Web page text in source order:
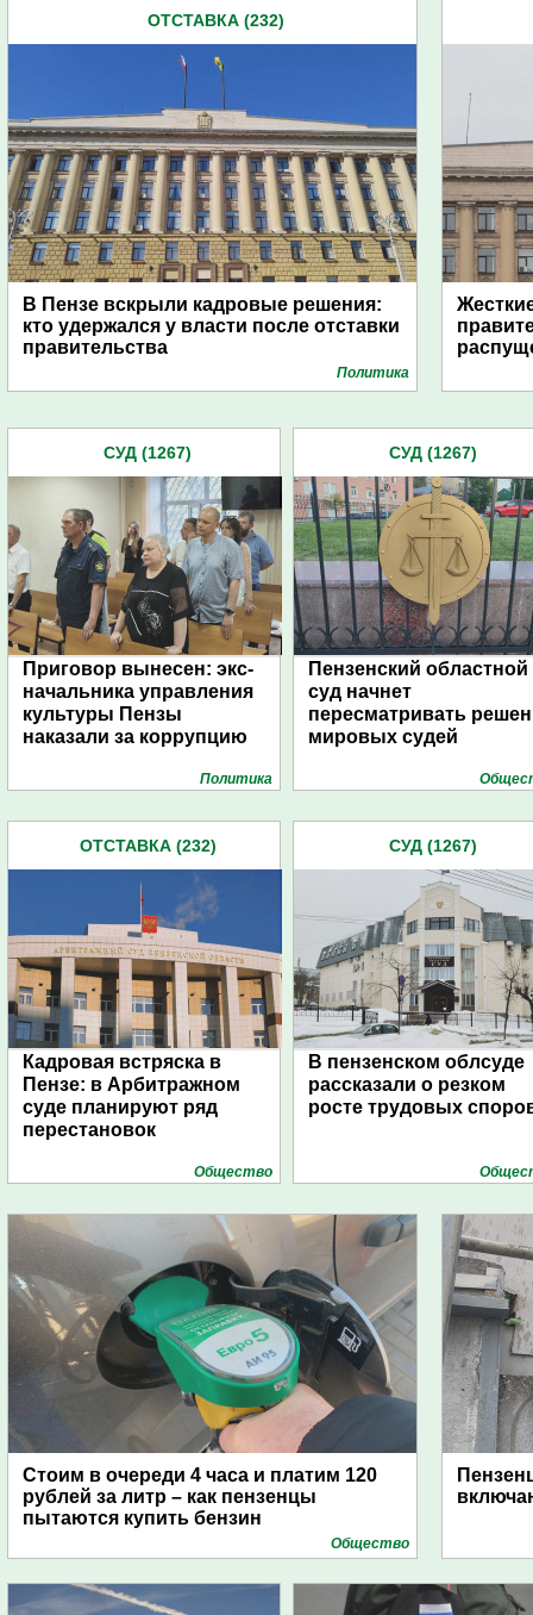
ОТСТАВКА (232)
В Пензе вскрыли кадровые решения:
кто удержался у власти после отставки
правительства
Политика
СУД (1267)
Приговор вынесен: экс-
начальника управления
культуры Пензы
наказали за коррупцию
Политика
СУД (1267)
Пензенский областной
суд начнет
пересматривать
мировых судей
ОТСТАВКА (232)
Кадровая встряска в
Пензе: в Арбитражном
суде планируют ряд
перестановок
Общество
СУД (1267)
В пензенском облсуде
рассказали о резком
росте трудовых
Стоим в очереди 4 часа и платим 120
рублей за литр – как пензенцы
пытаются купить бензин
Общество